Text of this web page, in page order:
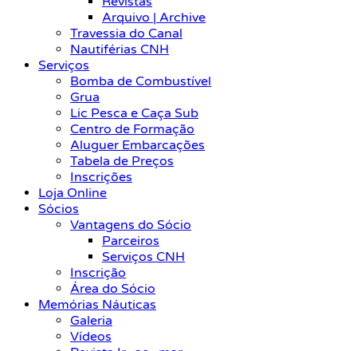
Arquivo | Archive
Travessia do Canal
Nautiférias CNH
Serviços
Bomba de Combustível
Grua
Lic Pesca e Caça Sub
Centro de Formação
Aluguer Embarcações
Tabela de Preços
Inscrições
Loja Online
Sócios
Vantagens do Sócio
Parceiros
Serviços CNH
Inscrição
Área do Sócio
Memórias Náuticas
Galeria
Vídeos